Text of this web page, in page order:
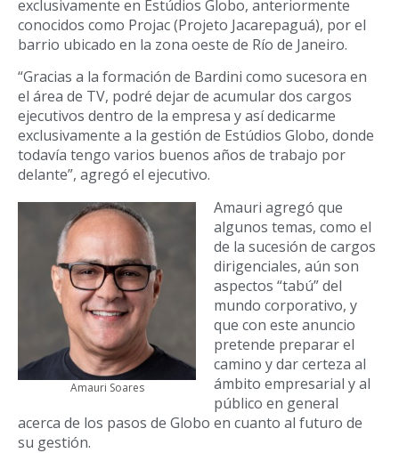
exclusivamente en Estúdios Globo, anteriormente
conocidos como Projac (Projeto Jacarepaguá), por el
barrio ubicado en la zona oeste de Río de Janeiro.
“Gracias a la formación de Bardini como sucesora en
el área de TV, podré dejar de acumular dos cargos
ejecutivos dentro de la empresa y así dedicarme
exclusivamente a la gestión de Estúdios Globo, donde
todavía tengo varios buenos años de trabajo por
delante”, agregó el ejecutivo.
Amauri Soares
Amauri agregó que
algunos temas, como el
de la sucesión de cargos
dirigenciales, aún son
aspectos “tabú” del
mundo corporativo, y
que con este anuncio
pretende preparar el
camino y dar certeza al
ámbito empresarial y al
público en general
acerca de los pasos de Globo en cuanto al futuro de
su gestión.